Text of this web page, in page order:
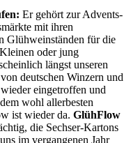
Er gehört zur Advents-
mit ihren
Glühweinständen für die
oder jung
längst unseren
deutschen Winzern und
eingetroffen und
wohl allerbesten
ist wieder da. GlühFlow
die Sechser-Kartons
im vergangenen Jahr